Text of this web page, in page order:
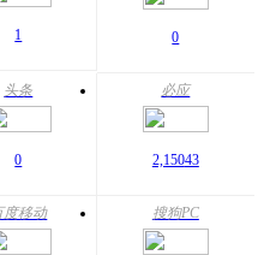
1 0
头条
0
必应
2,15043
度移动 搜狗PC